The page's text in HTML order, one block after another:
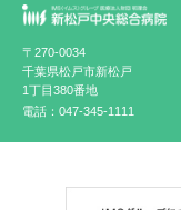
〒270-0034
千葉県松戸市新松戸
1丁目380番地
電話：047-345-1111